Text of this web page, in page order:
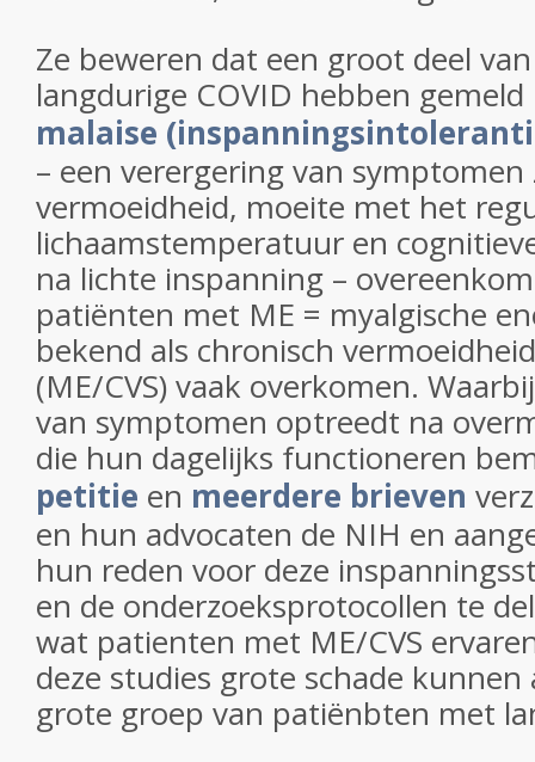
Ze beweren dat een groot deel
langdurige COVID hebben gemeld
malaise
– een verergering van symptomen
vermoeidheid, moeite met het
lichaamstemperatuur en
na lichte inspanning –
patiënten met ME = myalgische
bekend als chronisch
(ME/CVS) vaak overkomen.
van symptomen optreedt na
die hun dagelijks functioneren
petitie en meerdere brieven
en hun advocaten de NIH en
hun reden voor deze
en de onderzoeksprotocollen te
wat patienten met ME/CVS
deze studies grote schade
grote groep van patiënbten met